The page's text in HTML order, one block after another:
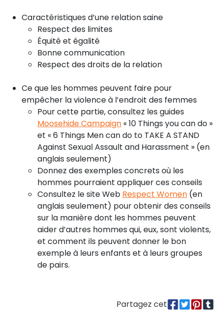
Caractéristiques d’une relation saine
Respect des limites
Équité et égalité
Bonne communication
Respect des droits de la relation
Ce que les hommes peuvent faire pour
empêcher la violence à l’endroit des femmes
Pour cette partie, consultez les guides
Moosehide Campaign « 10 Things you can do »
et « 6 Things Men can do to TAKE A STAND
Against Sexual Assault and Harassment » (en
anglais seulement)
Donnez des exemples concrets où les
hommes pourraient appliquer ces conseils
Consultez le site Web Respect Women (en
anglais seulement) pour obtenir des conseils
sur la manière dont les hommes peuvent
aider d’autres hommes qui, eux, sont violents,
et comment ils peuvent donner le bon
exemple à leurs enfants et à leurs groupes
de pairs.
Partagez cet